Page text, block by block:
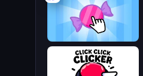
Candy Clicker 2